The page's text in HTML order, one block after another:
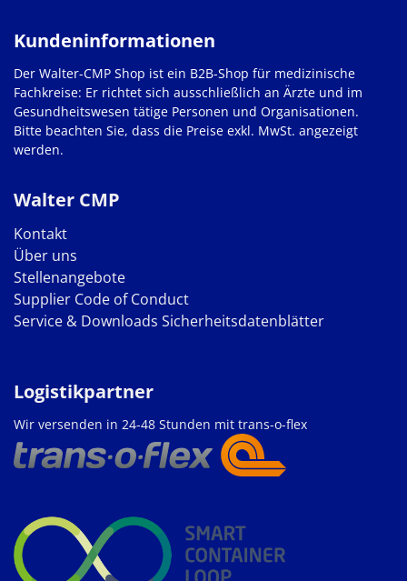
Walter CMP
Kontakt
Über uns
Stellenangebote
Supplier Code of Conduct
Service & Downloads Sicherheitsdatenblätter
Kundeninformationen
Der Walter-CMP Shop ist ein B2B-Shop für medizinische
Fachkreise: Er richtet sich ausschließlich an Ärzte und im
Gesundheitswesen tätige Personen und Organisationen.
Bitte beachten Sie, dass die Preise exkl. MwSt. angezeigt
werden.
Logistikpartner
Wir versenden in 24-48 Stunden mit trans-o-flex